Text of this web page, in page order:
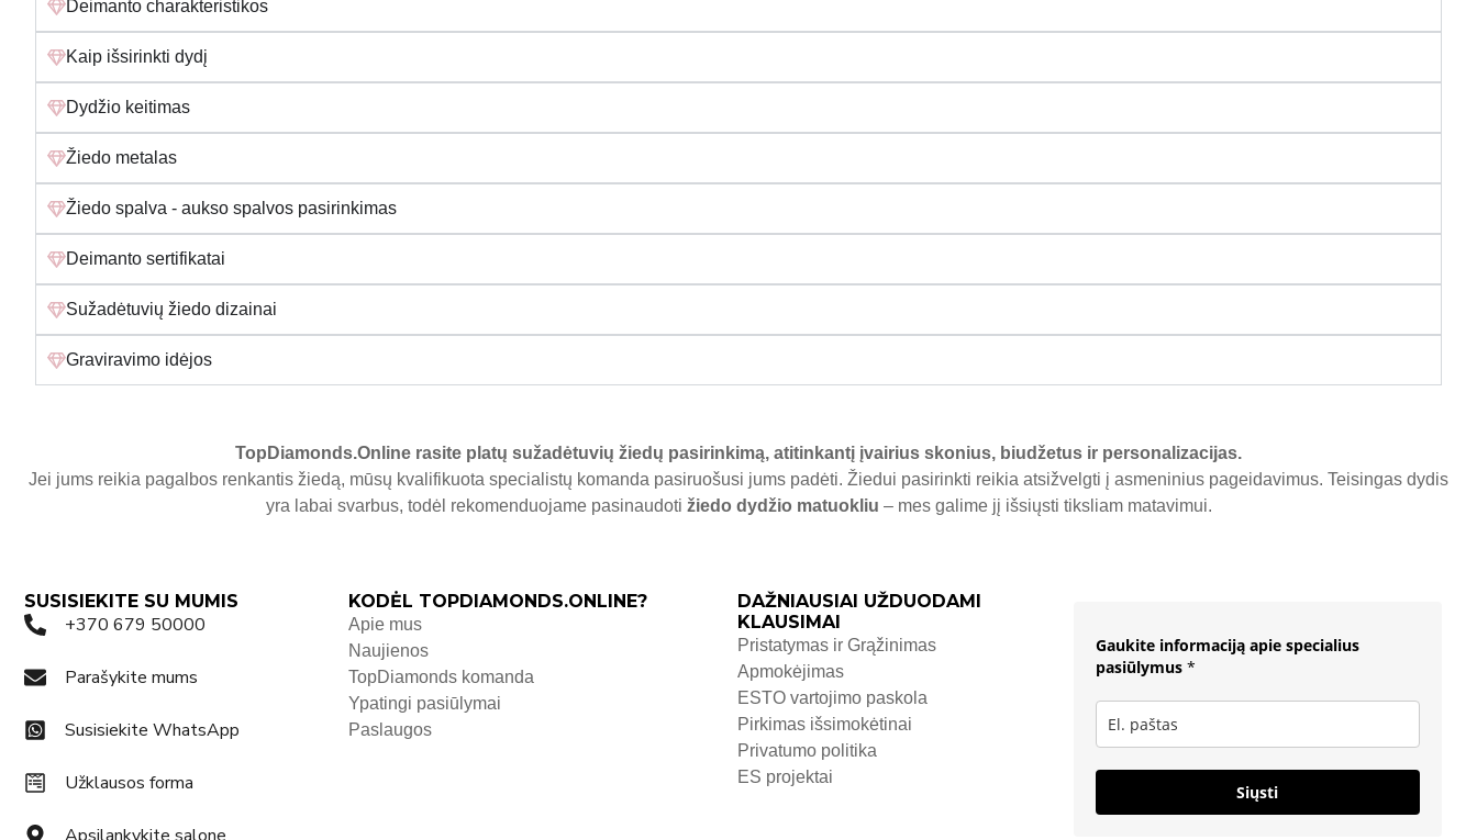
Deimanto charakteristikos
Kaip išsirinkti dydį
Dydžio keitimas
Žiedo metalas
Žiedo spalva - aukso spalvos pasirinkimas
Deimanto sertifikatai
Sužadėtuvių žiedo dizainai
Graviravimo idėjos
TopDiamonds.Online rasite platų sužadėtuvių žiedų pasirinkimą, atitinkantį įvairius skonius, biudžetus ir personalizacijas.
Jei jums reikia pagalbos renkantis žiedą, mūsų kvalifikuota specialistų komanda pasiruošusi jums padėti. Žiedui pasirinkti reikia atsižvelgti į asmeninius pageidavimus. Teisingas dydis
yra labai svarbus, todėl rekomenduojame pasinaudoti žiedo dydžio matuokliu – mes galime jį išsiųsti tiksliam matavimui.
SUSISIEKITE SU MUMIS
+370 679 50000
Parašykite mums
Susisiekite WhatsApp
Užklausos forma
KODĖL TOPDIAMONDS.ONLINE?
Apie mus
Naujienos
TopDiamonds komanda
Ypatingi pasiūlymai
Paslaugos
DAŽNIAUSIAI UŽDUODAMI
KLAUSIMAI
Pristatymas ir Grąžinimas
Apmokėjimas
ESTO vartojimo paskola
Pirkimas išsimokėtinai
Privatumo politika
ES projektai
Gaukite informaciją apie specialius
pasiūlymus *
Siųsti